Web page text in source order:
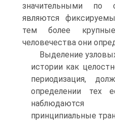
значительными по
являются
тем более
человечества они
Выделение
истории как
периодизация,
определении тех
наблюдаются
принципиальные